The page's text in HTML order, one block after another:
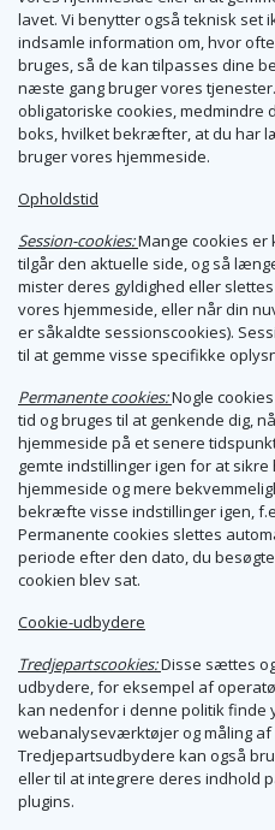
lavet. Vi benytter også teknisk set
indsamle information om, hvor
bruges, så de kan tilpasses dine
næste gang bruger vores
obligatoriske cookies, medmindre
boks, hvilket bekræfter, at du har
bruger vores hjemmeside.
Opholdstid
Session-cookies:Mange cookies
tilgår den aktuelle side, og så
mister deres gyldighed eller
vores hjemmeside, eller når din
er såkaldte sessionscookies).
til at gemme visse specifikke
Permanente cookies:Nogle
tid og bruges til at genkende dig,
hjemmeside på et senere
gemte indstillinger igen for at
hjemmeside og mere
bekræfte visse indstillinger igen,
Permanente cookies slettes
periode efter den dato, du
cookien blev sat.
Cookie-udbydere
Tredjepartscookies:Disse sættes
udbydere, for eksempel af
kan nedenfor i denne politik finde
webanalyseværktøjer og måling
Tredjepartsudbydere kan også
eller til at integrere deres indhold
plugins.